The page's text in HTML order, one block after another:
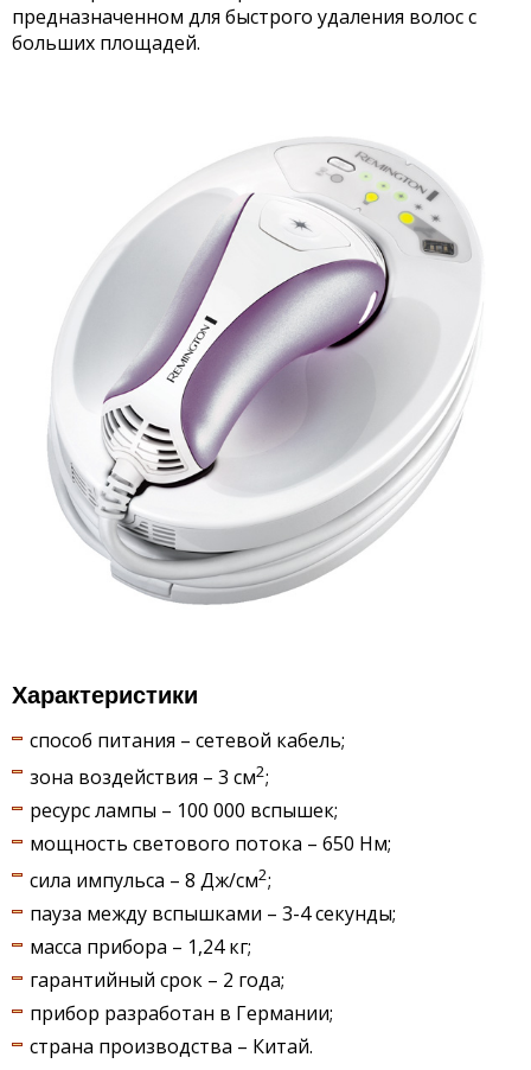
предназначенном для быстрого удаления волос с
больших площадей.
Характеристики
способ питания – сетевой кабель;
зона воздействия – 3 см2;
ресурс лампы – 100 000 вспышек;
мощность светового потока – 650 Нм;
сила импульса – 8 Дж/см2;
пауза между вспышками – 3-4 секунды;
масса прибора – 1,24 кг;
гарантийный срок – 2 года;
прибор разработан в Германии;
страна производства – Китай.